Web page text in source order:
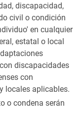
discapacidad,
civil o condición
en cualquier
estatal o local
discapacidades
con
locales aplicables.
o condena serán